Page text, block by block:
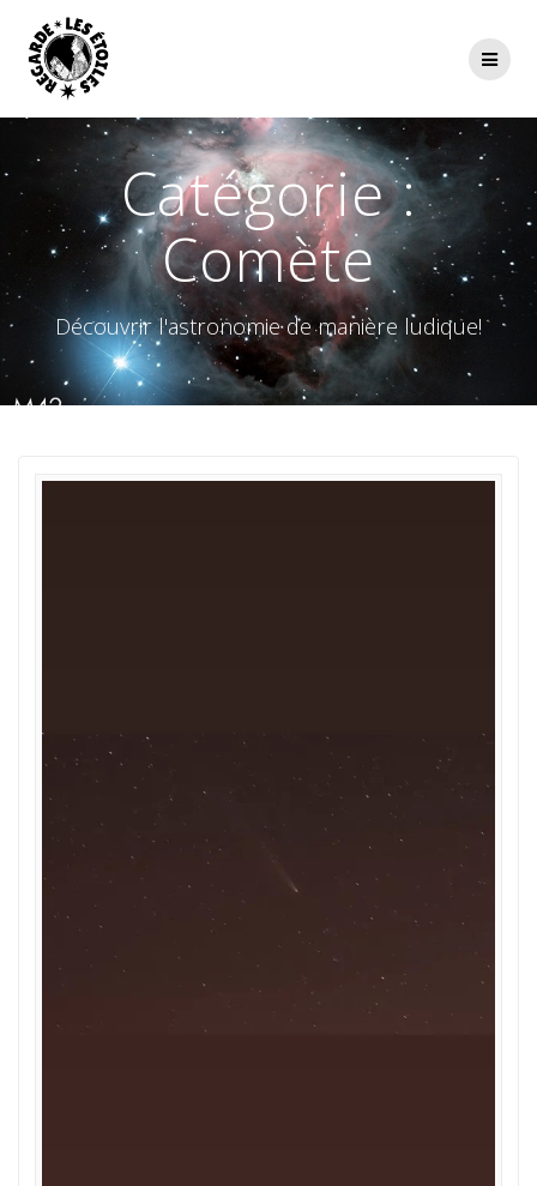
Catégorie :
Comète
Découvrir l'astronomie de manière ludique!